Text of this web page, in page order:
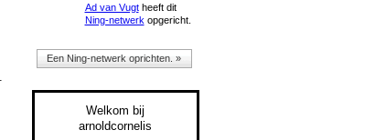
Ad van Vugtheeft dit
Ning-netwerk opgericht.
Een Ning-netwerk oprichten. »
Welkom bij
arnoldcornelis